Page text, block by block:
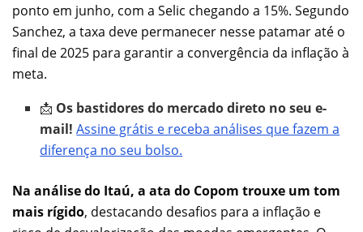
ponto em junho, com a Selic chegando a 15%. Segundo
Sanchez, a taxa deve permanecer nesse patamar até o
final de 2025 para garantir a convergência da inflação à
meta.
📩 Os bastidores do mercado direto no seu e-
mail! Assine grátis e receba análises que fazem a
diferença no seu bolso.
Na análise do Itaú, a ata do Copom trouxe um tom
mais rígido, destacando desafios para a inflação e